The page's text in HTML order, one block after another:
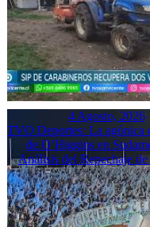
4 Agosto, 2026
TVO Deportes: La agónica
de O’Higgins en
Análisis del Repechaje de